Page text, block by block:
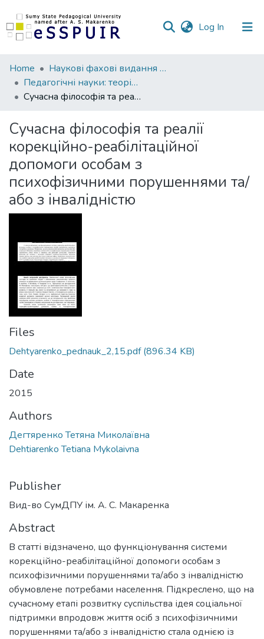
Log In (current)
Communities
&
Collections
Statistics
Home
Наукові фахові видання СумДПУ
Педагогічні науки: теорія, історія, інноваційні технології
Сучасна філософія та реалії корекційно-реабілітаційної допомоги особам з психофізичними порушеннями та/або з інвалідністю
Сучасна філософія та реалії
корекційно-реабілітаційної
допомоги особам з
психофізичними порушеннями та/
або з інвалідністю
Files
Dehtyarenko_pednauk_2,15.pdf(896.34 KB)
Date
2015
Authors
Дегтяренко Тетяна Миколаївна
Dehtiarenko Tetiana Mykolaivna
Publisher
Вид-во СумДПУ ім. А. С. Макаренка
Abstract
В статті відзначено, що функціонування системи
корекційно-реабілітаційної допомоги особам з
психофізичними порушеннями та/або з інвалідністю
обумовлене потребами населення. Підкреслено, що на
сучасному етапі розвитку суспільства ідея соціальної
підтримки впродовж життя осіб з психофізичними
порушеннями та/або з інвалідністю стала однією із